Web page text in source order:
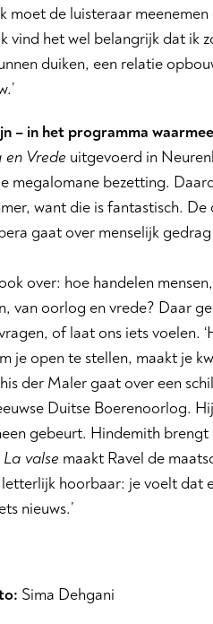
moet de luisteraar
vind het wel belangrijk dat ik
duiken, een relatie
– in het programma
Vrede uitgevoerd in
megalomane bezetting.
want die is fantastisch.
gaat over menselijk
over: hoe handelen
van oorlog en vrede? Daar
of laat ons iets voelen.
je open te stellen, maakt je
der Maler gaat over een
Duitse Boerenoorlog.
gebeurt. Hindemith
La valse maakt Ravel de
hoorbaar: je voelt
nieuws.’
Sima Dehgani